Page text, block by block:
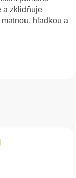
a zklidňuje
hladkou a